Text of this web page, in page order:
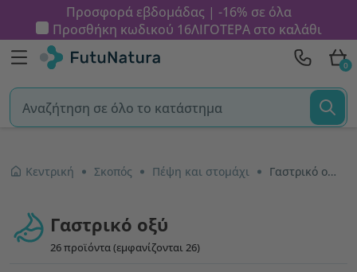
Προσφορά εβδομάδας | -16% σε όλα
Προσθήκη κωδικού 16ΛΙΓΟΤΕΡΑστο καλάθι
0
Κεντρική Σκοπός Πέψη και στομάχι Γαστρικό οξύ
Γαστρικό οξύ
26 προϊόντα (εμφανίζονται 26)